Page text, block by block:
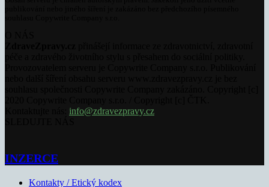
info@zdravezpravy.cz
INZERCE
Kontakty / Etický kodex